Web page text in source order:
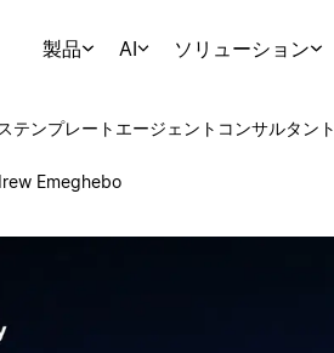
製品 AI ソリューション
テンプレート エージェント コンサルタント
Emeghebo